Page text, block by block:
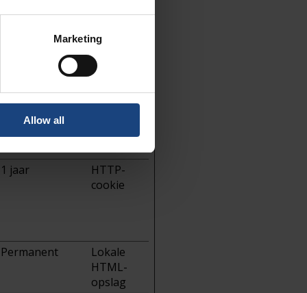
Marketing
Allow all
Sessie
HTTP-
HTTP-
1 jaar
1 jaar
HTTP-
cookie
Permanent
Lokale
HTML-
opslag